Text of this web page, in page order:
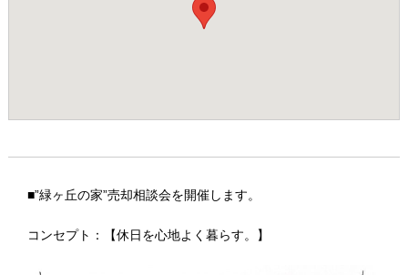
■”緑ヶ丘の家”売却相談会を開催します。
コンセプト：【休日を心地よく暮らす。】